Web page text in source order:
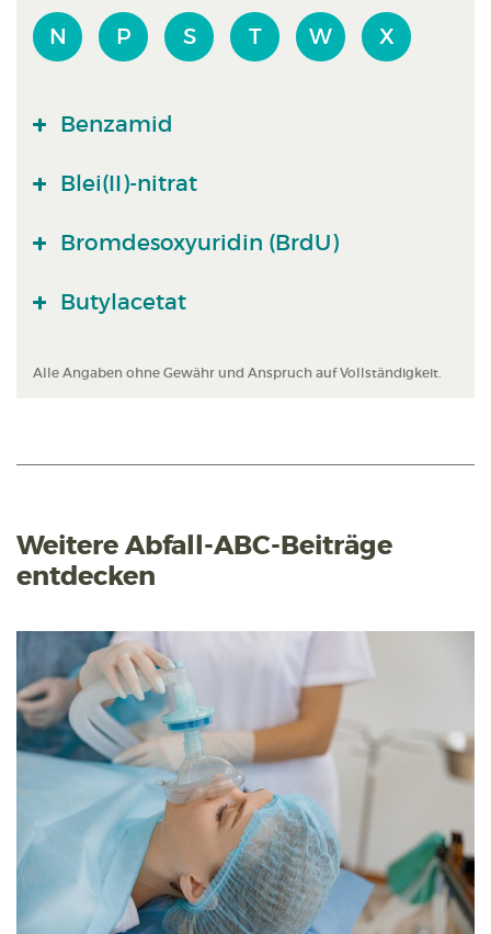
N P S T W X
Benzamid
Blei(II)-nitrat
Bromdesoxyuridin (BrdU)
Butylacetat
Alle Angaben ohne Gewähr und Anspruch auf Vollständigkeit.
Weitere Abfall-ABC-Beiträge
entdecken